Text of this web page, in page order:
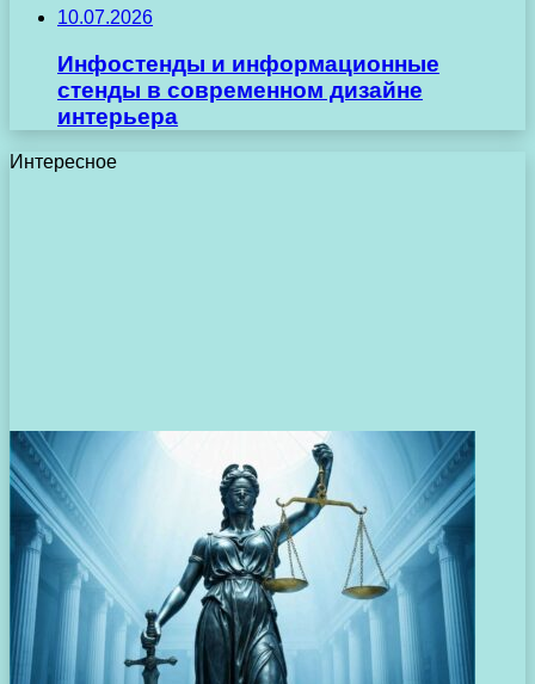
10.07.2026
Инфостенды и информационные
стенды в современном дизайне
интерьера
Интересное